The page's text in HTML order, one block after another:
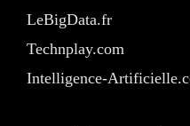
LeBigData.fr
Technplay.com
Intelligence-